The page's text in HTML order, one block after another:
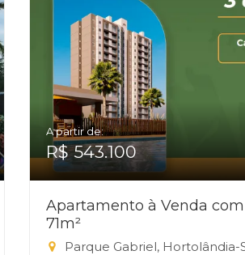
A partir de:
R$ 543.100
Apartamento à Venda
71m²
Parque Gabriel, Hortolândia-